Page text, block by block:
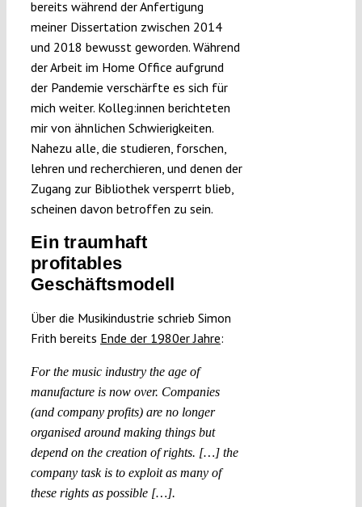
bereits während der Anfertigung
meiner Dissertation zwischen 2014
und 2018 bewusst geworden. Während
der Arbeit im Home Office aufgrund
der Pandemie verschärfte es sich für
mich weiter. Kolleg:innen berichteten
mir von ähnlichen Schwierigkeiten.
Nahezu alle, die studieren, forschen,
lehren und recherchieren, und denen der
Zugang zur Bibliothek versperrt blieb,
scheinen davon betroffen zu sein.
Ein traumhaft
profitables
Geschäftsmodell
Über die Musikindustrie schrieb Simon
Frith bereits Ende der 1980er Jahre:
For the music industry the age of
manufacture is now over. Companies
(and company profits) are no longer
organised around making things but
depend on the creation of rights. […] the
company task is to exploit as many of
these rights as possible […].